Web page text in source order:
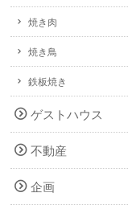
焼き肉
焼き鳥
鉄板焼き
ゲストハウス
不動産
企画